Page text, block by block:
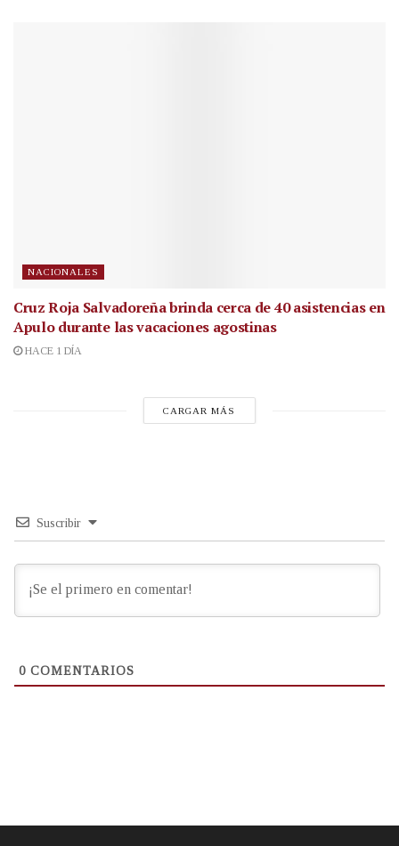
NACIONALES
Cruz Roja Salvadoreña brinda cerca de 40 asistencias en
Apulo durante las vacaciones agostinas
HACE 1 DÍA
CARGAR MÁS
Suscribir
0 COMENTARIOS